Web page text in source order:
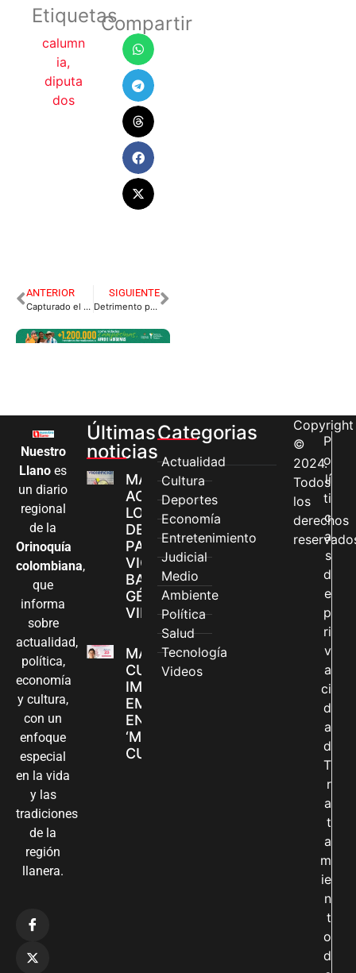
Etiquetas
calumn
ia,
diputa
dos
Compartir
ANTERIOR
Capturado el cabecilla al mando de las finanzas del GAO-r.
SIGUIENTE
Detrimento por 402 millones en pagos ilegales a funcionarios de Villavicencio
Nuestro
Llano es
un diario
regional
de la
Orinoquía
colombiana,
que
informa
sobre
actualidad,
política,
economía
y cultura,
con un
enfoque
especial
en la vida
y las
tradiciones
de la
región
llanera.
Últimas
noticias
MÁS MUJERES
ACCEDEN A
LOS CANALES
DE ATENCIÓN
PARA
VIOLENCIAS
BASADAS EN
GÉNERO EN
VILLAVICENCIO
MADRES
CUIDADORAS
IMPULSAN SUS
EMPRENDIMIENTOS
EN LA FERIA
‘MANOS QUE
CUIDAN Y CREAN’
Categorias
Actualidad
Cultura
Deportes
Economía
Entretenimiento
Judicial
Medio
Ambiente
Política
Salud
Tecnología
Videos
Copyright
©
2024.
Todos
los
derechos
P
o
lí
ti
c
a
s
d
e
p
ri
v
a
ci
d
a
d
T
r
a
t
a
m
ie
n
t
o
d